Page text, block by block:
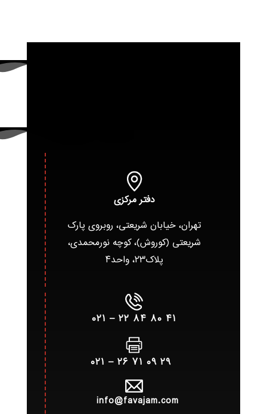
دفتر مرکزی
تهران، خیابان شریعتی، روبروی پارک
شریعتی (کوروش)، کوچه نورمحمدی،
پلاک۲۳، واحد۴
۴۱ ۸۰ ۸۴ ۲۲ – ۰۲۱
۲۹ ۰۹ ۷۱ ۲۶ – ۰۲۱
info@favajam.com